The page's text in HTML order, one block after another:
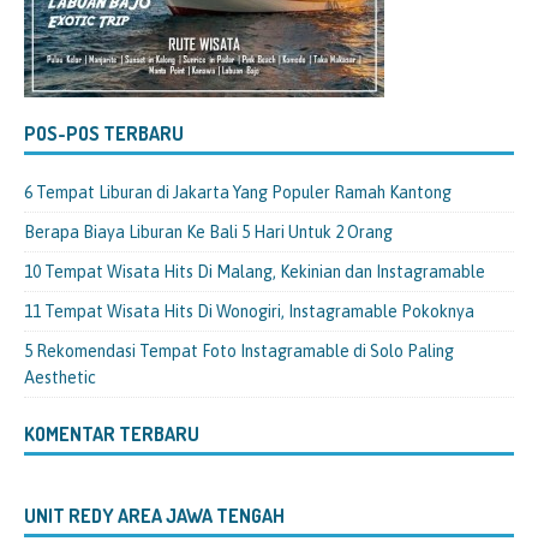
POS-POS TERBARU
6 Tempat Liburan di Jakarta Yang Populer Ramah Kantong
Berapa Biaya Liburan Ke Bali 5 Hari Untuk 2 Orang
10 Tempat Wisata Hits Di Malang, Kekinian dan Instagramable
11 Tempat Wisata Hits Di Wonogiri, Instagramable Pokoknya
5 Rekomendasi Tempat Foto Instagramable di Solo Paling
Aesthetic
KOMENTAR TERBARU
UNIT REDY AREA JAWA TENGAH